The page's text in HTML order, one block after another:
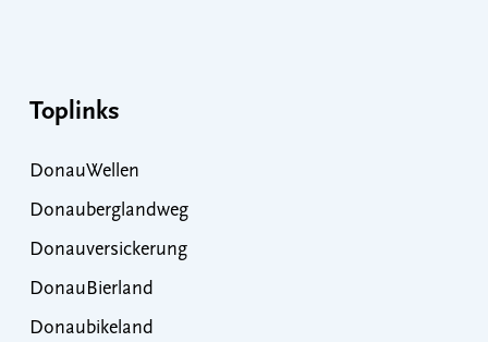
Toplinks
DonauWellen
Donauberglandweg
Donauversickerung
DonauBierland
Donaubikeland